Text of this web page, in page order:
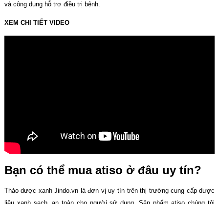
và công dụng hỗ trợ điều trị bệnh.
XEM CHI TIẾT VIDEO
Bạn có thể mua atiso ở đâu uy tín?
Thảo dược xanh Jindo.vn là đơn vị uy tín trên thị trường cung cấp dược